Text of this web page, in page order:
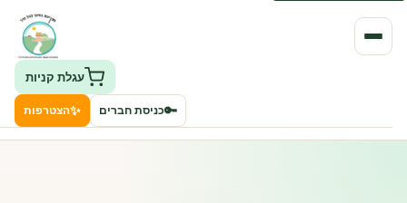
עגלת קניות
🔑כניסת חברים ✨הצטרפות